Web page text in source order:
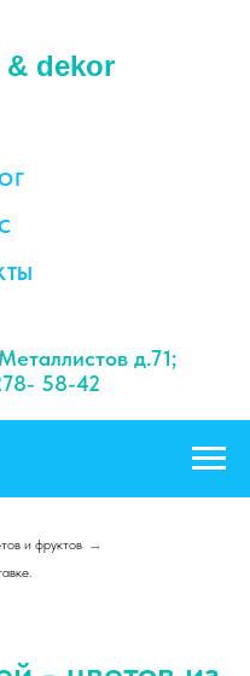
& dekor
д.71;
58-42
и фруктов →